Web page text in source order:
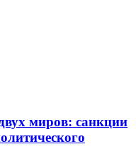
миров: санкции